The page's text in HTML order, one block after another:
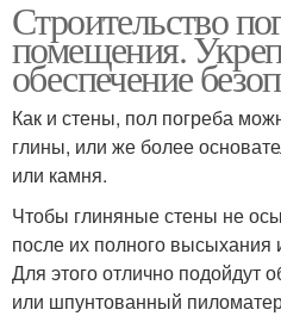
Строительство
помещения.
обеспечение
Как и стены, пол погреба
глины, или же более
или камня.
Чтобы глиняные стены не
после их полного высыхания
Для этого отлично подойдут
или шпунтованный